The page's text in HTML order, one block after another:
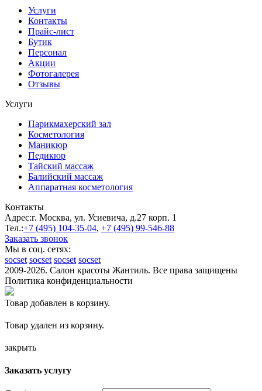
Услуги
Контакты
Прайс-лист
Бутик
Персонал
Акции
Фотогалерея
Отзывы
Услуги
Парикмахерский зал
Косметология
Маникюр
Педикюр
Тайский массаж
Балийский массаж
Аппаратная косметология
Контакты
Адрес:г. Москва, ул. Усиевича, д.27 корп. 1
Тел.:+7 (495) 104-35-04, +7 (495) 99-546-88
Заказать звонок
Мы в соц. сетях:
socset socset socset socset
2009-2026. Салон красоты Жантиль. Все права защищены
Политика конфиденциальности
Товар добавлен в корзину.
Товар удален из корзину.
закрыть
Заказать услугу